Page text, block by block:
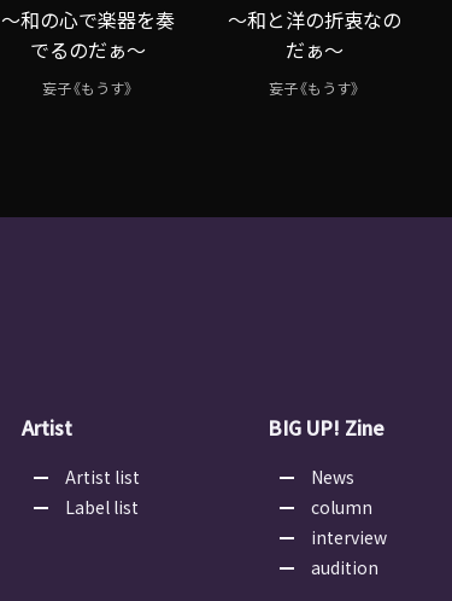
～和の心で楽器を奏
でるのだぁ～
妄子《もうす》
～和と洋の折衷なの
だぁ～
妄子《もうす》
Artist
Artist list
Label list
BIG UP! Zine
News
column
interview
audition